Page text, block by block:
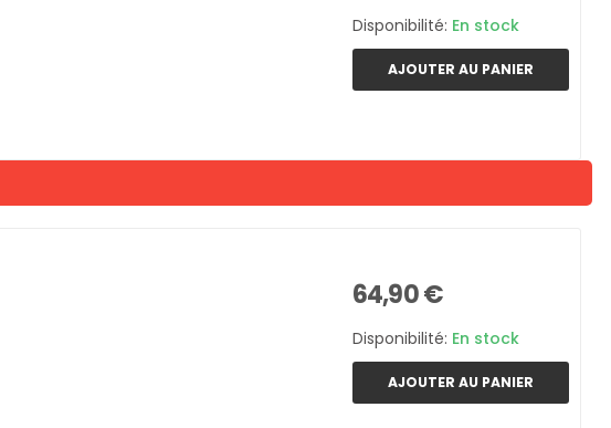
Disponibilité: En stock
AJOUTER AU PANIER
64,90 €
Disponibilité: En stock
AJOUTER AU PANIER